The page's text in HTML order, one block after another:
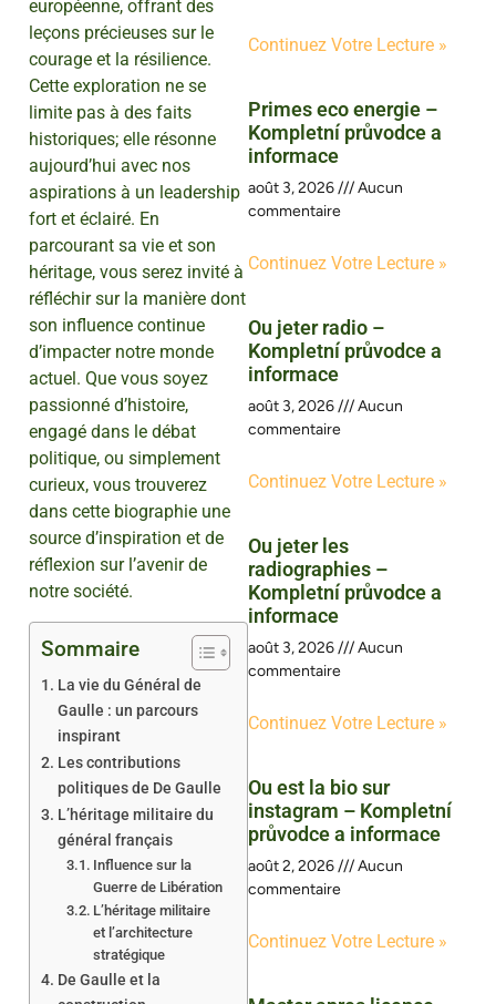
européenne, offrant des
leçons précieuses sur le
courage et la résilience.
Cette exploration ne se
limite pas à des faits
historiques; elle résonne
aujourd’hui avec nos
aspirations à un leadership
fort et éclairé. En
parcourant sa vie et son
héritage, vous serez invité à
réfléchir sur la manière dont
son influence continue
d’impacter notre monde
actuel. Que vous soyez
passionné d’histoire,
engagé dans le débat
politique, ou simplement
curieux, vous trouverez
dans cette biographie une
source d’inspiration et de
réflexion sur l’avenir de
notre société.
Sommaire
La vie du Général de
Gaulle : un parcours
inspirant
Les contributions
politiques de De Gaulle
L’héritage militaire du
général français
Influence sur la
Guerre de Libération
L’héritage militaire
et l’architecture
stratégique
De Gaulle et la
Continuez Votre Lecture »
Primes eco energie –
Kompletní průvodce a
informace
août 3, 2026
Aucun
commentaire
Continuez Votre Lecture »
Ou jeter radio –
Kompletní průvodce a
informace
août 3, 2026
Aucun
commentaire
Continuez Votre Lecture »
Ou jeter les
radiographies –
Kompletní průvodce a
informace
août 3, 2026
Aucun
commentaire
Continuez Votre Lecture »
Ou est la bio sur
instagram – Kompletní
průvodce a informace
août 2, 2026
Aucun
commentaire
Continuez Votre Lecture »